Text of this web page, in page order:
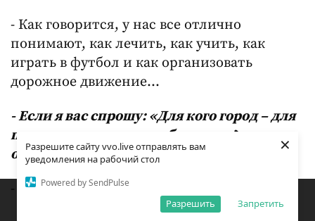
Разрешите сайту vvo.live отправлять вам
уведомления на рабочий стол
Powered by SendPulse
Запретить
Разрешить
×
Закладки Поиск Открыть меню
- Как говорится, у нас все отлично
понимают, как лечить, как учить, как
играть в футбол и как организовать
дорожное движение…
- Если я вас спрошу: «Для кого город – для
пешеходов или автомобилистов?», то
ответ предсказуем: он для живых людей!
- Безусловно!